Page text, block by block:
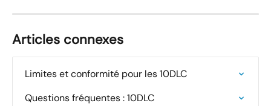
Articles connexes
Limites et conformité pour les 10DLC
Questions fréquentes : 10DLC